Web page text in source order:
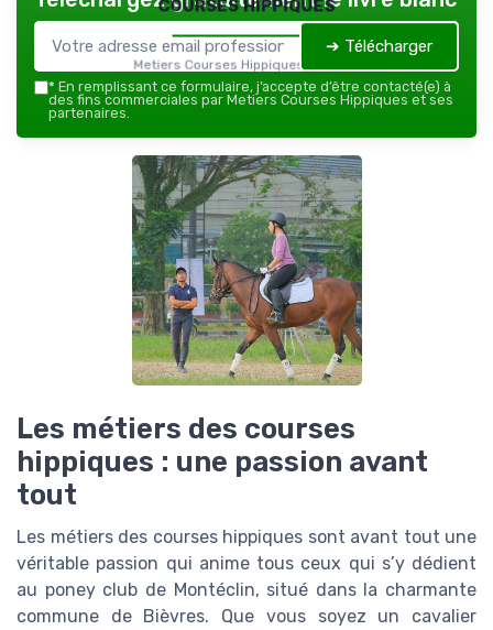
Metiers Courses Hippiques — 2026
➔ Télécharger
* En remplissant ce formulaire, j’accepte d’être contacté(e) à
des fins commerciales par Metiers Courses Hippiques et ses
partenaires.
Les métiers des courses
hippiques : une passion avant
tout
Les métiers des courses hippiques sont avant tout une
véritable passion qui anime tous ceux qui s’y dédient
au poney club de Montéclin, situé dans la charmante
commune de Bièvres. Que vous soyez un cavalier